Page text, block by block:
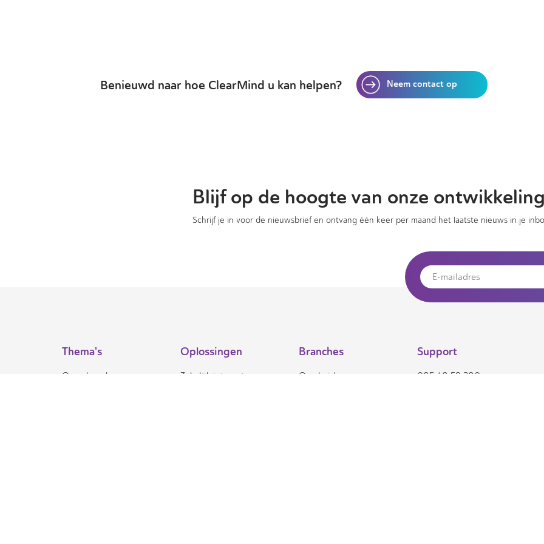
Benieuwd naar hoe ClearMind u kan helpen? Neem contact op
Blijf op de hoogte van onze
Schrijf je in voor de nieuwsbrief en ontvang één keer per maand het laatste nieuws in je
Thema's
Overal werken
Oplossingen
Zakelijk internet
Branches
Overheid
Support
085 48 59 380